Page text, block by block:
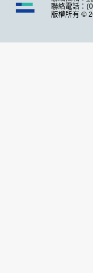
聯絡電話：
版權所有 ©